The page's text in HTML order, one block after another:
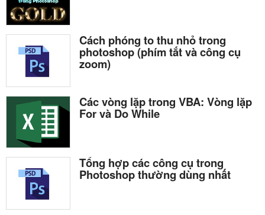
Cách phóng to thu nhỏ trong
photoshop (phím tắt và công cụ
zoom)
Các vòng lặp trong VBA: Vòng lặp
For và Do While
Tổng hợp các công cụ trong
Photoshop thường dùng nhất